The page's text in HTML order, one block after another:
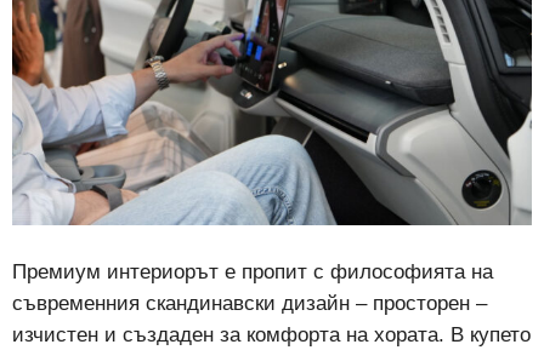
Премиум интериорът е пропит с философията на
съвременния скандинавски дизайн – просторен –
изчистен и създаден за комфорта на хората. В купето